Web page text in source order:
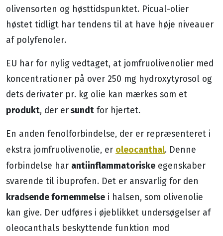
olivensorten og høsttidspunktet. Picual-olier
høstet tidligt har tendens til at have høje niveauer
af polyfenoler.
EU har for nylig vedtaget, at jomfruolivenolier med
koncentrationer på over 250 mg hydroxytyrosol og
dets derivater pr. kg olie kan mærkes som et
produkt, der ersundt for hjertet.
En anden fenolforbindelse, der er repræsenteret i
ekstra jomfruolivenolie, er oleocanthal. Denne
forbindelse har antiinflammatoriske egenskaber
svarende til ibuprofen. Det er ansvarlig for den
kradsende fornemmelse i halsen, som olivenolie
kan give. Der udføres i øjeblikket undersøgelser af
oleocanthals beskyttende funktion mod